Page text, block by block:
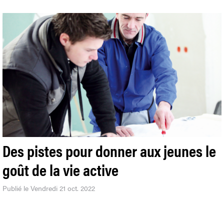
Des pistes pour donner aux jeunes le
goût de la vie active
Publié le Vendredi 21 oct. 2022